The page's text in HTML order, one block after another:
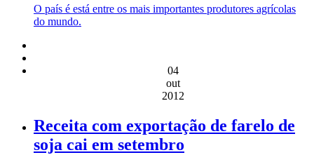
O país é está entre os mais importantes produtores agrícolas
do mundo.
04
out
2012
Receita com exportação de farelo de
soja cai em setembro